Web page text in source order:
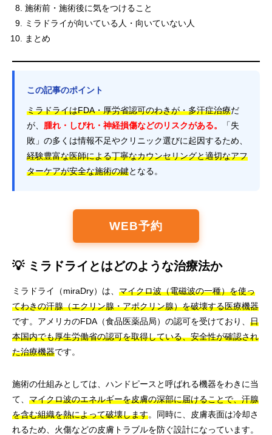
施術前・施術後に気をつけること
ミラドライが向いている人・向いていない人
まとめ
この記事のポイント
ミラドライはFDA・厚労省認可のわきが・多汗症治療だ
が、 腫れ・しびれ・神経損傷などのリスクがある。
「失
敗」の多くは情報不足やクリニック選びに起因するため、
経験豊富な医師による丁寧なカウンセリングと適切なアフ
ターケアが安全な施術の鍵となる。
WEB予約
💡 ミラドライとはどのような治療法か
ミラドライ（miraDry）は、 マイクロ波（電磁波の一種）を使っ
てわきの汗腺（エクリン腺・アポクリン腺）を破壊する医療機器
です。アメリカのFDA（食品医薬品局）の認可を受けており、 日
本国内でも厚生労働省の認可を取得している、安全性が確認され
た治療機器です。
施術の仕組みとしては、ハンドピースと呼ばれる機器をわきに当
て、 マイクロ波のエネルギーを皮膚の深部に届けることで、汗腺
を含む組織を熱によって破壊します。同時に、皮膚表面は冷却さ
れるため、火傷などの皮膚トラブルを防ぐ設計になっています。